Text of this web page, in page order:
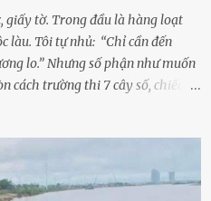
giấy tờ. Trong đầu là hàng loạt
làu. Tôi tự nhủ: “Chỉ cần đến
lo.” Nhưng số phận như muốn
cách trường thi 7 cây số, chiếc xe
nay quên mang theo! Giữa con
loạn vẫy tay xin đi nhờ. –
ơn cho cháu đi nhờ với! – Cô ơi,